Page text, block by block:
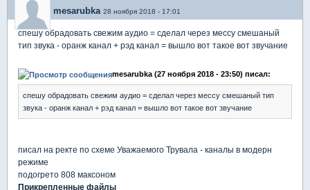
mesarubka 28 ноября 2018 - 17:01
спешу обрадовать свежим аудио = сделал через мессу смешаный
тип звука - оранж канал + рэд канал = вышло вот такое вот звучание
mesarubka (27 ноября 2018 - 23:50) писал:
спешу обрадовать свежим аудио = сделал через мессу смешаный тип
звука - оранж канал + рэд канал = вышло вот такое вот звучание
писал на ректе по схеме Уважаемого Трувала - каналы в модерн
режиме
подогрето 808 максоном
Прикрепленные файлы